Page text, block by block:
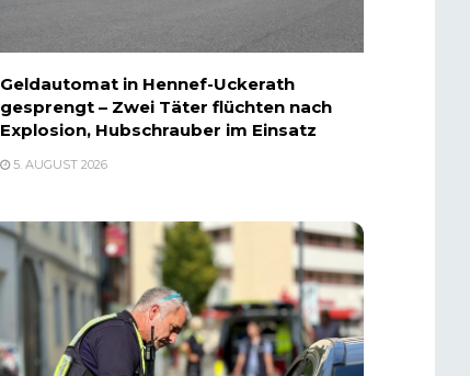
Geldautomat in Hennef-Uckerath
gesprengt – Zwei Täter flüchten nach
Explosion, Hubschrauber im Einsatz
5. AUGUST 2026